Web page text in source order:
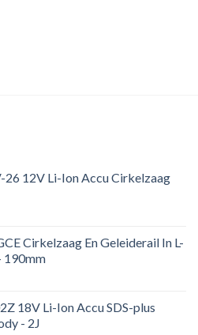
26 12V Li-Ion Accu Cirkelzaag
Cirkelzaag En Geleiderail In L-
190mm
18V Li-Ion Accu SDS-plus
- 2J